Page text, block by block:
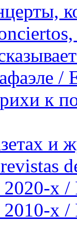
/
к
и
2020-х /
2010-х /